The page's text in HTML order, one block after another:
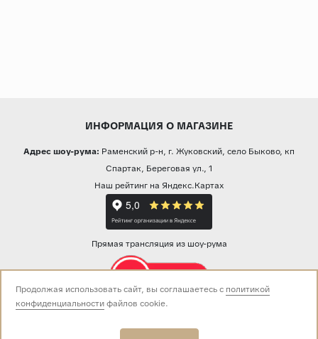
ИНФОРМАЦИЯ О МАГАЗИНЕ
Адрес шоу-рума: Раменский р-н, г. Жуковский, село Быково, кп
Спартак, Береговая ул., 1
Наш рейтинг на Яндекс.Картах
Прямая трансляция из шоу-рума
Звоните нам:
Продолжая использовать сайт, вы соглашаетесь с политикой
конфиденциальностифайлов cookie.